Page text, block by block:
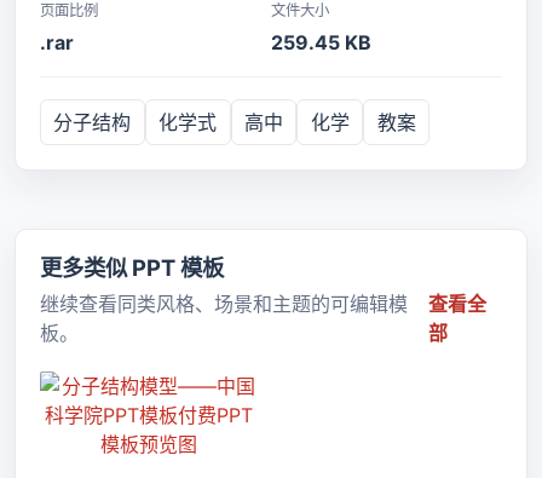
页面比例
.rar
文件大小
259.45 KB
分子结构 化学式 高中 化学 教案
更多类似 PPT 模板
继续查看同类风格、场景和主题的可编辑模
板。
查看全
部